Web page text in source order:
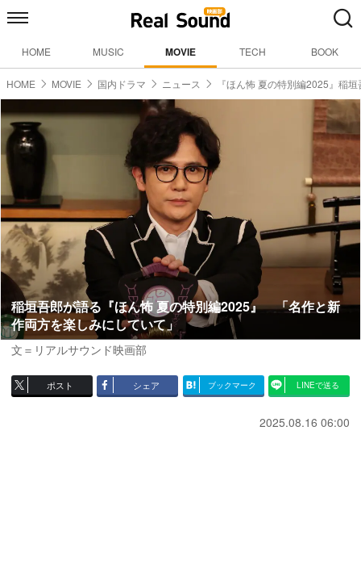
HOME MUSIC MOVIE TECH BOOK
HOME MOVIE 国内ドラマ ニュース 『ほん怖 夏の特別編2025』稲
稲垣吾郎が語る『ほん怖 夏の特別編2025』 「名作と新
作両方を楽しみにしていて」
文＝リアルサウンド映画部
ポスト シェア ブックマーク LINEで送る
2025.08.16 06:00